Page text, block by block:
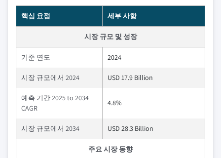
핵심 요점 세부 사항
시장 규모 및 성장
기준 연도 2024
시장 규모에서 2024 USD 17.9 Billion
예측 기간 2025 to 2034
CAGR
4.8%
시장 규모에서 2034 USD 28.3 Billion
주요 시장 동향